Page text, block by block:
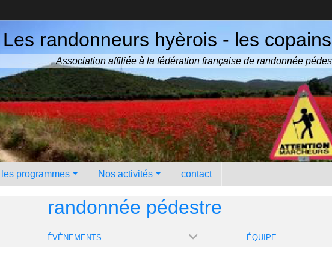
Les randonneurs hyèrois - les
Association affiliée à la fédération française de randonnée
programmes Nos activités contact
randonnée pédestre
ÉVÈNEMENTS ÉQUIPE